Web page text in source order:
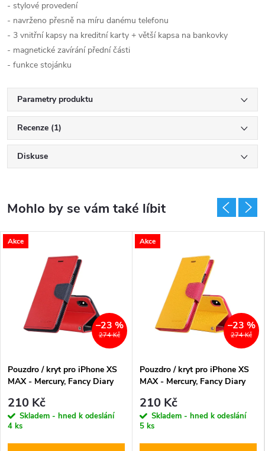
- stylové provedení
- navrženo přesně na míru danému telefonu
- 3 vnitřní kapsy na kreditní karty + větší kapsa na bankovky
- magnetické zavírání přední části
- funkce stojánku
Parametry produktu
Recenze (1)
Diskuse
Akce
274 Kč
–23 %
Pouzdro / kryt pro iPhone XS
MAX - Mercury, Fancy Diary
210 Kč
Skladem - hned k odeslání
4 ks
Akce
274 Kč
–23 %
Pouzdro / kryt pro iPhone XS
MAX - Mercury, Fancy Diary
210 Kč
Skladem - hned k odeslání
5 ks